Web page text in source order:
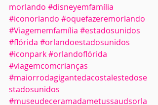
morlando #disneyemfamília
#iconorlando #oquefazeremorlando
#Viagememfamília #estadosunidos
#flórida #orlandoestadosunidos
#iconpark#orlandoflórida
#viagemcomcrianças
#maiorrodagigantedacostalestedose
stadosunidos
#museudeceramadametussaudsorla